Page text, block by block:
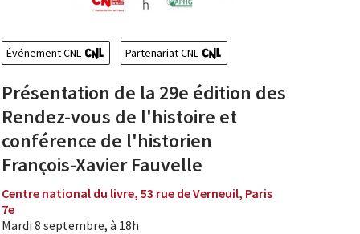
Événement CNL Partenariat CNL
Présentation de la 29e édition des
Rendez-vous de l'histoire et
conférence de l'historien
François-Xavier Fauvelle
Centre national du livre, 53 rue de Verneuil, Paris
7e
Mardi 8 septembre, à 18h